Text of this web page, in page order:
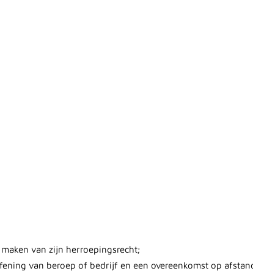
van zijn herroepingsrecht;
van beroep of bedrijf en een overeenkomst op